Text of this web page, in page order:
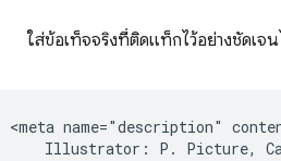
ใส่ข้อเท็จจริงที่ติดแท็กไว้อย่างชัดเจ
<meta name="description"
Illustrator: P. Picture,